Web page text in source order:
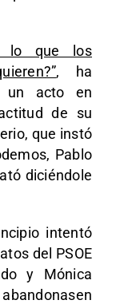
lo que los
, ha
un acto en
de su
que instó
Pablo
diciéndole
intentó
del PSOE
y Mónica